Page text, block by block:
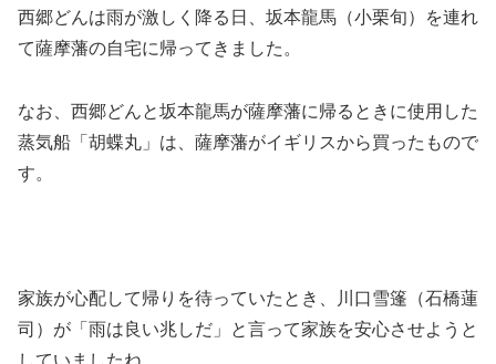
西郷どんは雨が激しく降る日、坂本龍馬（小栗旬）を連れ
て薩摩藩の自宅に帰ってきました。
なお、西郷どんと坂本龍馬が薩摩藩に帰るときに使用した
蒸気船「胡蝶丸」は、薩摩藩がイギリスから買ったもので
す。
家族が心配して帰りを待っていたとき、川口雪篷（石橋蓮
司）が「雨は良い兆しだ」と言って家族を安心させようと